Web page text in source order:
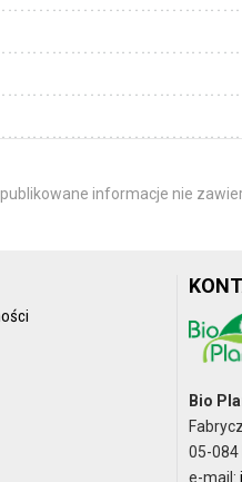
informacje nie
Bio
05-084
e-mail: